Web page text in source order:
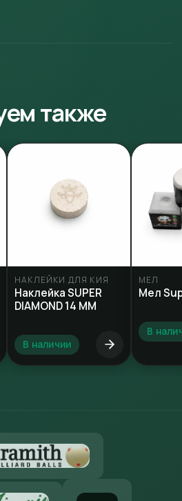
также
НАКЛЕЙКИ ДЛЯ КИЯ
Наклейка SUPER
DIAMOND 14 MM
В наличии
МЕЛ
Мел
В